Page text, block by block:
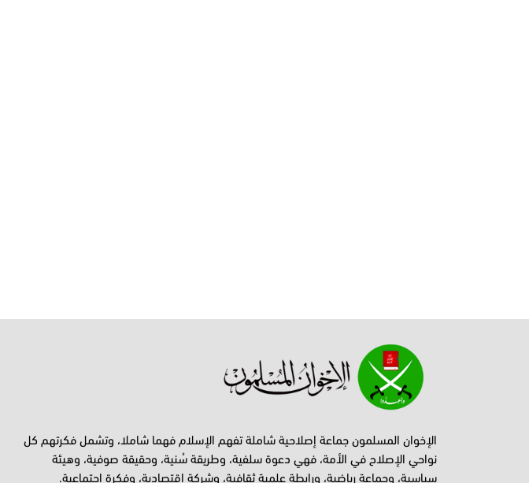
الإخوان المسلمون جماعة إصلاحية شاملة تفهم الإسلام فهما شاملا، وتشمل فكرتهم كل
نواحي الإصلاح في الأمة، فهي دعوة سلفية، وطريقة سُنية، وحقيقة صوفية، وهيئة
سياسية، وجماعة رياضية، ورابطة علمية ثقافية، وشركة اقتصادية، وفكرة اجتماعية.